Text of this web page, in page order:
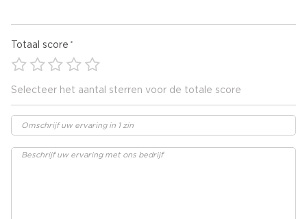
Totaal score
Selecteer het aantal sterren voor de totale score